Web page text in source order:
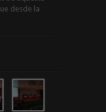
desde la